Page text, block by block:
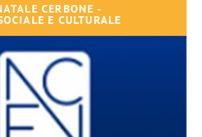
CERBONE -
E CULTURALE